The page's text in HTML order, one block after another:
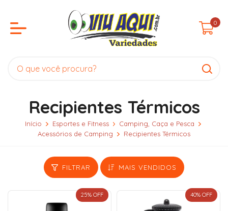
0
Recipientes Térmicos
Início Esportes e Fitness
Camping, Caça e Pesca
Acessórios de Camping
Recipientes Térmicos
FILTRAR MAIS VENDIDOS
25% OFF 40% OFF